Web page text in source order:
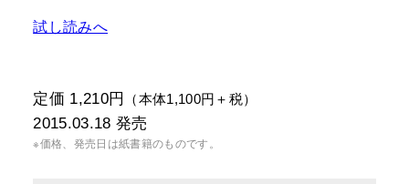
試し読みへ
定価 1,210円 （本体1,100円＋税）
2015.03.18 発売
※価格、発売日は紙書籍のものです。